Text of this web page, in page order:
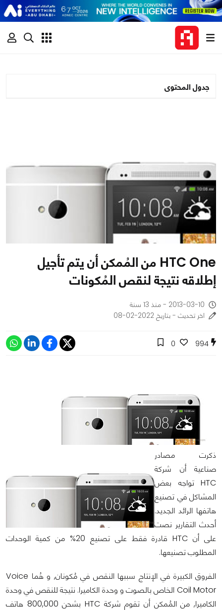
جدول المحتوى
HTC One من المُمكن أن يتم تأجيل
إطلاقه نتيجة لنقص المُكونات
2013-03-10 - منذ 13 سنة
اخر تحديث - بتاريخ 2022-02-08
994
0
ذكرت مصادر
صناعية أن شركة
HTC تواجه بعض
المشاكل في تصنيع
هاتفها الرائد الجديد.
أحدث التقارير نصت
على أن HTC قادرة فقط على تصنيع 20% من كمية الوحدات
المطلوب تصنيعها.
الفروق الكبيرة في الإنتاج سببها النقص في مُكونان, و هُما Voice
Coil Motor الخاص بالصوت و وحدة الكاميرا. نتيجة للنقص في وحدة
الكاميرا, من المُمكن أن تقوم شركة HTC بشحن 800,000 هاتف